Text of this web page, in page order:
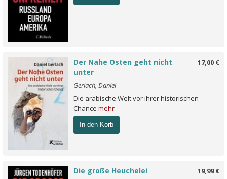
17,00 €
Der Nahe Osten geht nicht
unter
Gerlach, Daniel
Die arabische Welt vor ihrer historischen
Chance mehr
In den Korb
19,99 €
Die große Heuchelei